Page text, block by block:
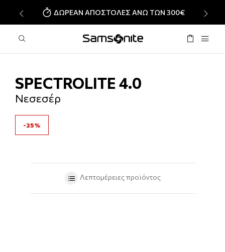
ΔΩΡΕΑΝ ΑΠΟΣΤΟΛΕΣ ΑΝΩ ΤΩΝ 300€
SPECTROLITE 4.0
Νεσεσέρ
-25%
Λεπτομέρειες προϊόντος